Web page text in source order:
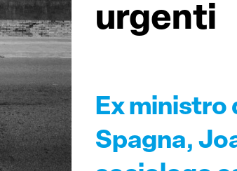
urgenti
Ex ministro
Spagna,